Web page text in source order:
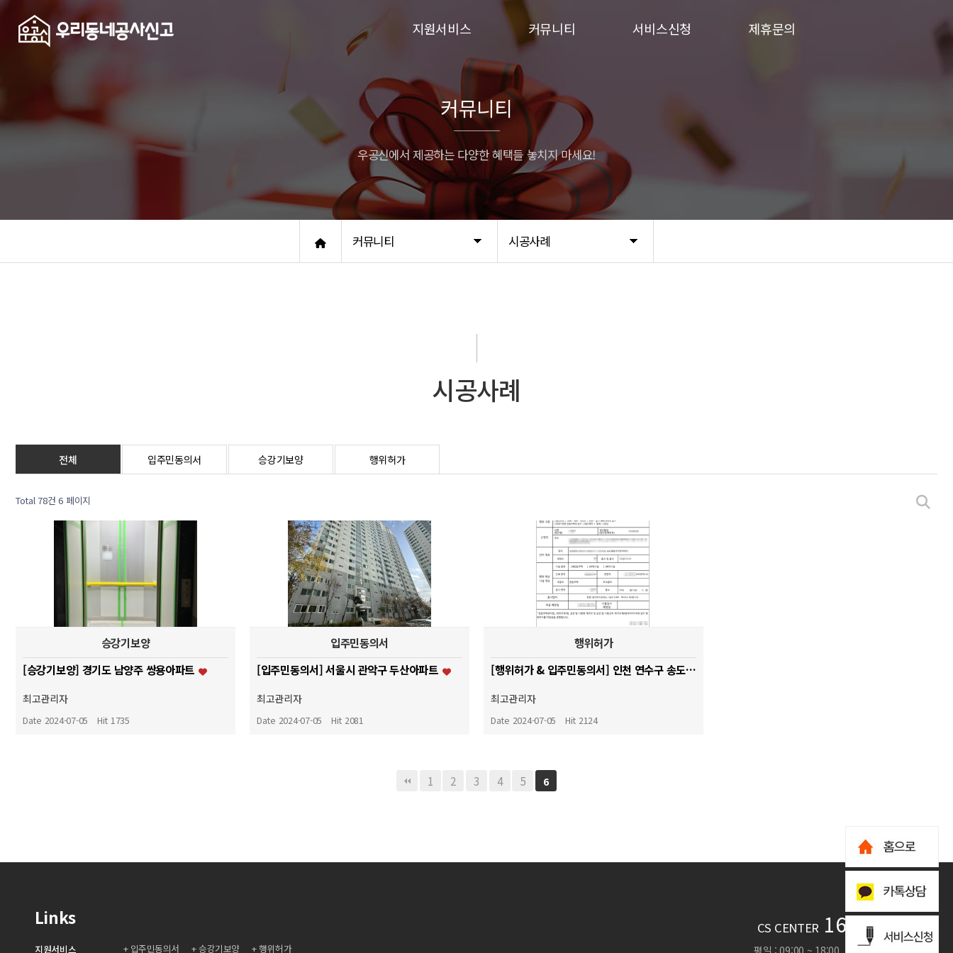
지원서비스
입주민동의서
승강기보양
행위허가
커뮤니티
시공사례
서비스신청 제휴문의
커뮤니티 시공사례
커뮤니티
우공신에서 제공하는 다양한 혜택들 놓치지 마세요!
시공사례
전체 입주민동의서 승강기보양 행위허가
Total 78건 6 페이지
승강기보양
[승강기보양] 경기도 남양주 쌍용아파트
최고관리자
Date 2024-07-05 Hit 1735
입주민동의서
[입주민동의서] 서울시 관악구 두산아파트
최고관리자
Date 2024-07-05 Hit 2081
행위허가
[행위허가 & 입주민동의서] 인천 연수구 송도풍림아이원아파트
최고관리자
Date 2024-07-05 Hit 2124
1 2 3 4 5 6
Links
지원서비스 입주민동의서 승강기보양 행위허가
CS CENTER 1660-3404